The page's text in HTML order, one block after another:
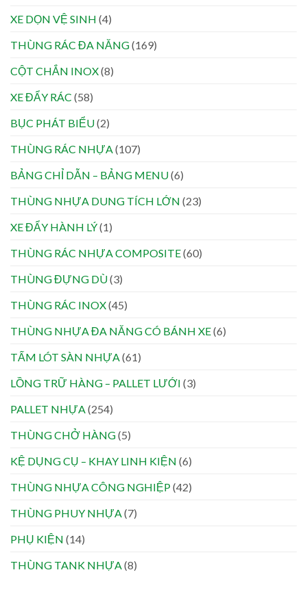
XE DỌN VỆ SINH (4)
THÙNG RÁC ĐA NĂNG(169)
CỘT CHẮN INOX(8)
XE ĐẨY RÁC (58)
BỤC PHÁT BIỂU(2)
THÙNG RÁC NHỰA (107)
BẢNG CHỈ DẪN – BẢNG MENU(6)
THÙNG NHỰA DUNG TÍCH LỚN (23)
XE ĐẨY HÀNH LÝ(1)
THÙNG RÁC NHỰA COMPOSITE(60)
THÙNG ĐỰNG DÙ(3)
THÙNG RÁC INOX(45)
THÙNG NHỰA ĐA NĂNG CÓ BÁNH XE(6)
TẤM LÓT SÀN NHỰA (61)
LỒNG TRỮ HÀNG – PALLET LƯỚI (3)
PALLET NHỰA (254)
THÙNG CHỞ HÀNG(5)
KỆ DỤNG CỤ – KHAY LINH KIỆN (6)
THÙNG NHỰA CÔNG NGHIỆP(42)
THÙNG PHUY NHỰA (7)
PHỤ KIỆN (14)
THÙNG TANK NHỰA (8)